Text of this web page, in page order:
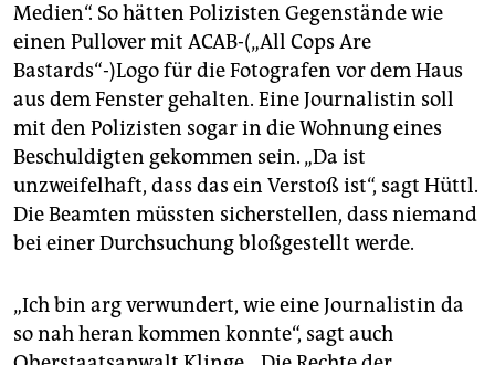
Medien“. So hätten Polizisten Gegenstände wie
einen Pullover mit ACAB-(„All Cops Are
Bastards“-)Logo für die Fotografen vor dem Haus
aus dem Fenster gehalten. Eine Journalistin soll
mit den Polizisten sogar in die Wohnung eines
Beschuldigten gekommen sein. „Da ist
unzweifelhaft, dass das ein Verstoß ist“, sagt Hüttl.
Die Beamten müssten sicherstellen, dass niemand
bei einer Durchsuchung bloßgestellt werde.
„Ich bin arg verwundert, wie eine Journalistin da
so nah heran kommen konnte“, sagt auch